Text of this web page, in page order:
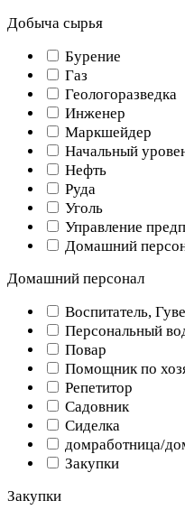
Добыча сырья
Бурение
Газ
Геологоразведка
Инженер
Маркшейдер
Начальный
Нефть
Руда
Уголь
Управление
Домашний
Домашний персонал
Воспитатель,
Персональный
Повар
Помощник по
Репетитор
Садовник
Сиделка
домработница/
Закупки
Закупки